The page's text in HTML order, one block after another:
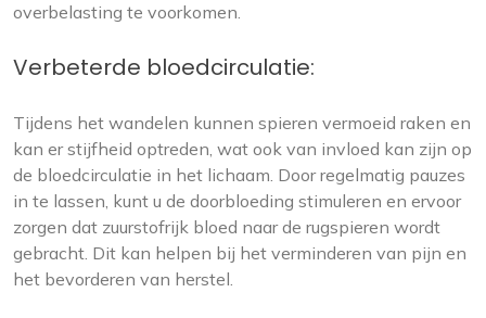
overbelasting te voorkomen.
Verbeterde bloedcirculatie:
Tijdens het wandelen kunnen spieren vermoeid raken en
kan er stijfheid optreden, wat ook van invloed kan zijn op
de bloedcirculatie in het lichaam. Door regelmatig pauzes
in te lassen, kunt u de doorbloeding stimuleren en ervoor
zorgen dat zuurstofrijk bloed naar de rugspieren wordt
gebracht. Dit kan helpen bij het verminderen van pijn en
het bevorderen van herstel.